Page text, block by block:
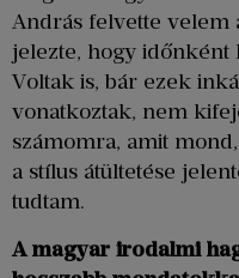
András felvette velem
jelezte, hogy
Voltak is, bár ezek
vonatkoztak, nem
számomra, amit
a stílus átültetése
tudtam.
A magyar irodalmi